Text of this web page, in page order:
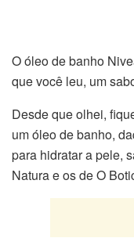
O óleo de banho
que você leu, um
Desde que olhei,
um óleo de banho,
para hidratar a pele,
Natura e os de O